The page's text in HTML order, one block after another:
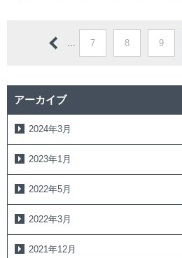
7 8 9
アーカイブ
2024年3月
2023年1月
2022年5月
2022年3月
2021年12月